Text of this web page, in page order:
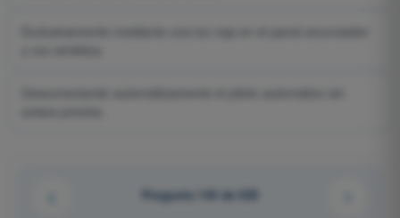
Pregunta 144 de 520